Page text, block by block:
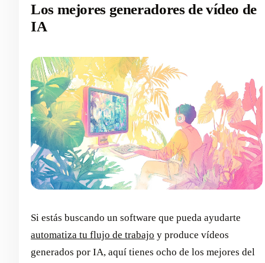
Los mejores generadores de vídeo de
IA
Si estás buscando un software que pueda ayudarte
automatiza tu flujo de trabajo y produce vídeos
generados por IA, aquí tienes ocho de los mejores del